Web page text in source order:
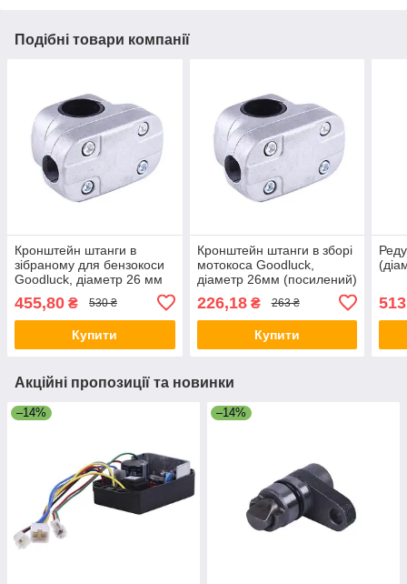
Подібні товари компанії
Кронштейн штанги в
зібраному для бензокоси
Goodluck, діаметр 26 мм
455,80 ₴ 530 ₴
Купити
Кронштейн штанги в зборі
мотокоса Goodluck,
діаметр 26мм (посилений)
226,18₴ 263 ₴
Купити
Акційні пропозиції та новинки
–14% –14%